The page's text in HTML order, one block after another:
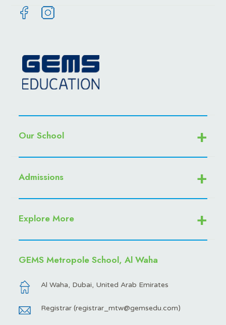
Our School
Admissions
Explore More
GEMS Metropole School, Al Waha
Al Waha, Dubai, United Arab Emirates
Registrar (registrar_mtw@gemsedu.com)